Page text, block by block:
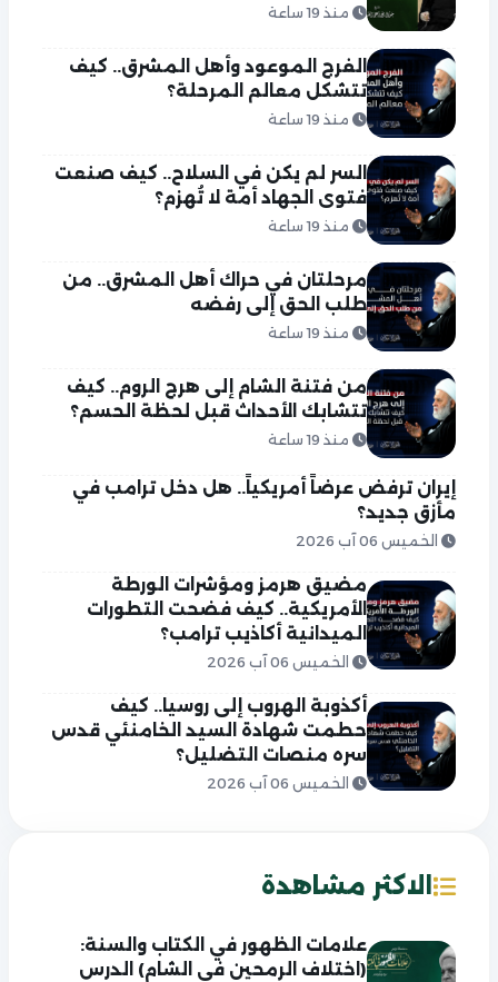
منذ 19 ساعة
الفرج الموعود وأهل المشرق.. كيف
تتشكل معالم المرحلة؟
منذ 19 ساعة
السر لم يكن في السلاح.. كيف صنعت
فتوى الجهاد أمة لا تُهزم؟
منذ 19 ساعة
مرحلتان في حراك أهل المشرق.. من
طلب الحق إلى رفضه
منذ 19 ساعة
من فتنة الشام إلى هرج الروم.. كيف
تتشابك الأحداث قبل لحظة الحسم؟
منذ 19 ساعة
إيران ترفض عرضاً أمريكياً.. هل دخل ترامب في
مأزق جديد؟
الخميس 06 آب 2026
مضيق هرمز ومؤشرات الورطة
الأمريكية.. كيف فضحت التطورات
الميدانية أكاذيب ترامب؟
الخميس 06 آب 2026
أكذوبة الهروب إلى روسيا.. كيف
حطمت شهادة السيد الخامنئي قدس
سره منصات التضليل؟
الخميس 06 آب 2026
الاكثر مشاهدة
علامات الظهور في الكتاب والسنة:
(اختلاف الرمحين في الشام) الدرس